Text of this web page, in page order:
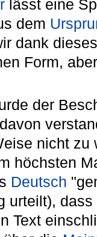
lässt eine
dem
dank
Form,
der
nicht
höchsten
Deutsch
urteilt),
Text